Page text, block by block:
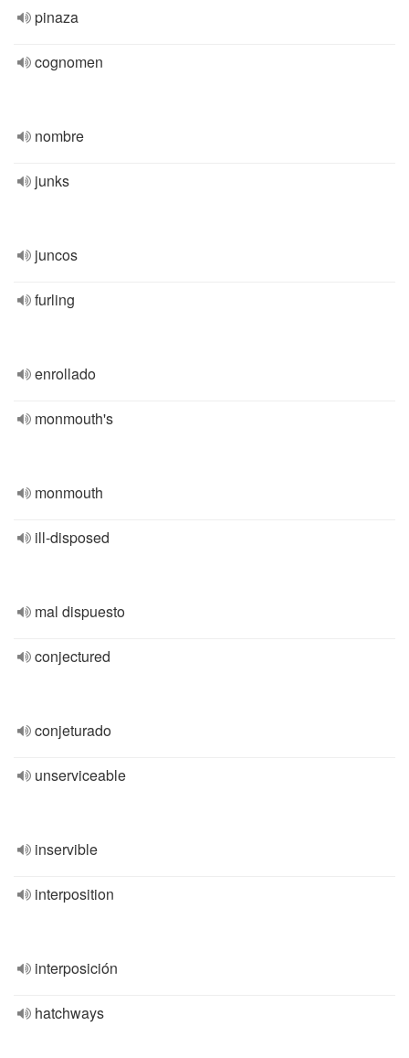
pinaza
cognomen
nombre
junks
juncos
furling
enrollado
monmouth's
monmouth
ill-disposed
mal dispuesto
conjectured
conjeturado
unserviceable
inservible
interposition
interposición
hatchways